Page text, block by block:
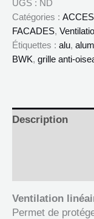
UGS : ND
Catégories :
FACADES,
Étiquettes : alu,
BWK, grille anti-
Description
Ventilation
Permet de